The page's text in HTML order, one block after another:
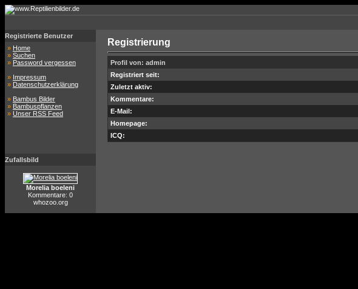
Registrierte Benutzer
» Home
» Suchen
» Password vergessen
» Impressum
» Datenschutzerklärung
» Bambus Bilder
» Bambuspflanzen
» Unser RSS Feed
Zufallsbild
Morelia boeleni
Kommentare: 0
whozoo.org
Registrierung
Profil von: admin
Registriert seit:
Zuletzt aktiv:
Kommentare:
E-Mail:
Homepage:
ICQ: